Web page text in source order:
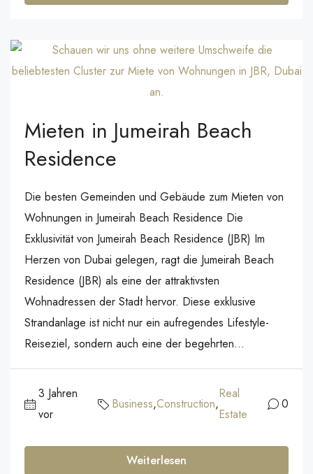
Mieten in Jumeirah Beach
Residence
Die besten Gemeinden und Gebäude zum Mieten von
Wohnungen in Jumeirah Beach Residence Die
Exklusivität von Jumeirah Beach Residence (JBR) Im
Herzen von Dubai gelegen, ragt die Jumeirah Beach
Residence (JBR) als eine der attraktivsten
Wohnadressen der Stadt hervor. Diese exklusive
Strandanlage ist nicht nur ein aufregendes Lifestyle-
Reiseziel, sondern auch eine der begehrten...
3 Jahren
vor
Business,Construction,
Real
Estate
0
Weiterlesen